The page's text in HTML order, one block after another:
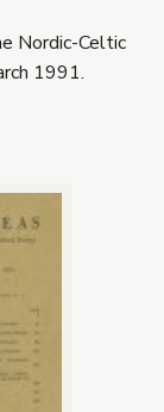
Nordic-Celtic
1991.